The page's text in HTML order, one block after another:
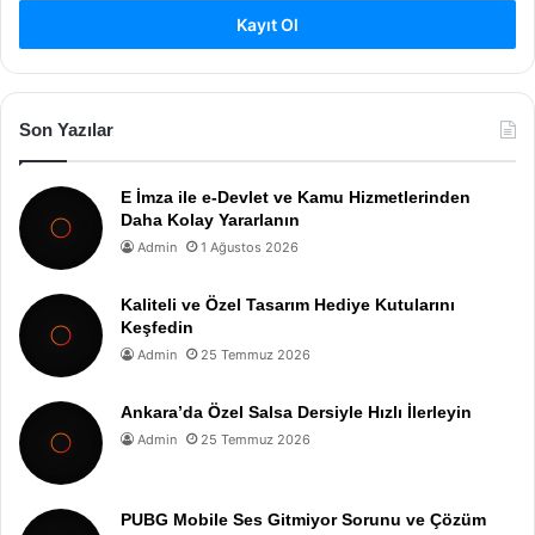
Kayıt Ol
Son Yazılar
E İmza ile e-Devlet ve Kamu Hizmetlerinden
Daha Kolay Yararlanın
Admin 1 Ağustos 2026
Kaliteli ve Özel Tasarım Hediye Kutularını
Keşfedin
Admin 25 Temmuz 2026
Ankara’da Özel Salsa Dersiyle Hızlı İlerleyin
Admin 25 Temmuz 2026
PUBG Mobile Ses Gitmiyor Sorunu ve Çözüm